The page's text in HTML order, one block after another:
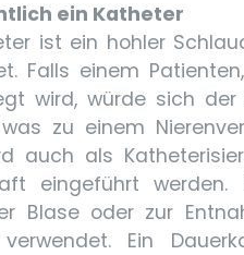
ein Katheter
ist ein hohler
Falls einem
wird, würde sich
zu einem
auch als
eingeführt werden.
Blase oder zur
verwendet. Ein